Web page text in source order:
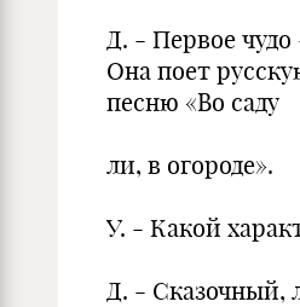
Д. - Первое чудо
Она поет
песню «Во саду
ли, в огороде».
У. - Какой
Д. - Сказочный,